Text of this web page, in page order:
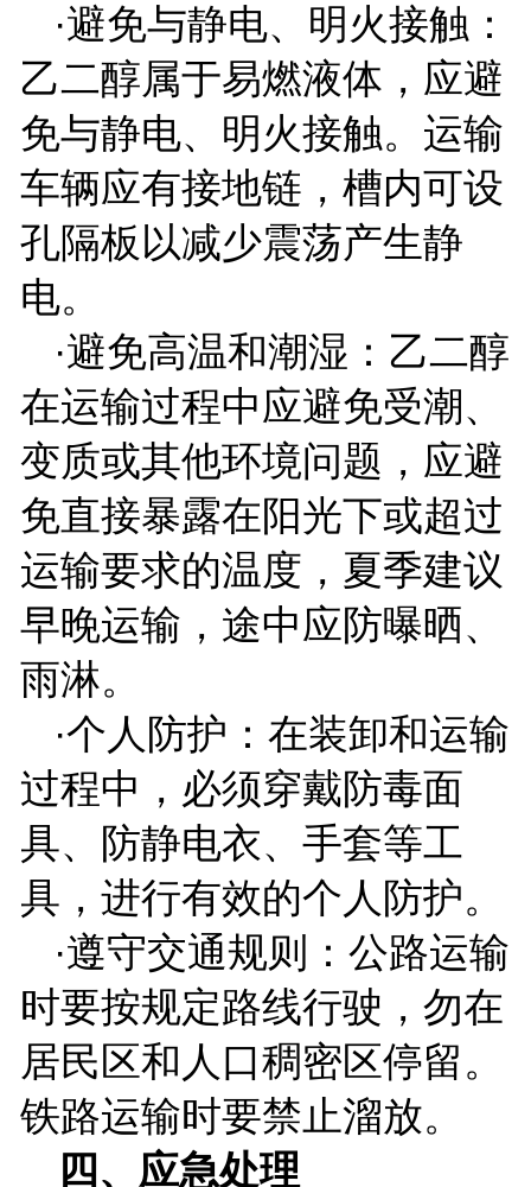
·避免与静电、明火接触：
乙二醇属于易燃液体，应避
免与静电、明火接触。运输
车辆应有接地链，槽内可设
孔隔板以减少震荡产生静
电。
·避免高温和潮湿：乙二醇
在运输过程中应避免受潮、
变质或其他环境问题，应避
免直接暴露在阳光下或超过
运输要求的温度，夏季建议
早晚运输，途中应防曝晒、
雨淋。
·个人防护：在装卸和运输
过程中，必须穿戴防毒面
具、防静电衣、手套等工
具，进行有效的个人防护。
·遵守交通规则：公路运输
时要按规定路线行驶，勿在
居民区和人口稠密区停留。
铁路运输时要禁止溜放。
四、应急处理